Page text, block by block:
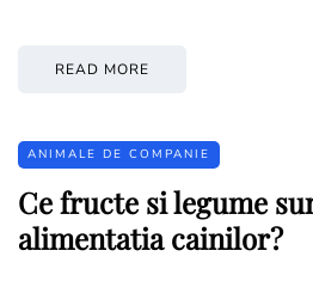
READ MORE
ANIMALE DE COMPANIE
Ce fructe si legume
alimentatia cainilor?